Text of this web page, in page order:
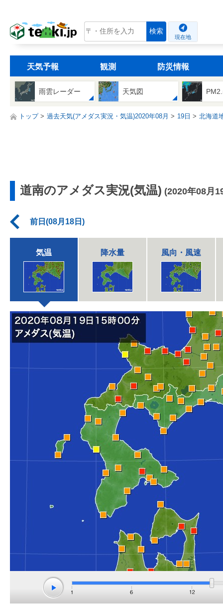
tenki.jp 検索
現在地
天気予報 観測 防災情報
雨雲レーダー 天気図
トップ 過去天気(アメダス実況・気温)2020年08月 19日 北海道
道南のアメダス実況(気温) (2020年08月
前日(08月18日)
気温 降水量 風向・風速